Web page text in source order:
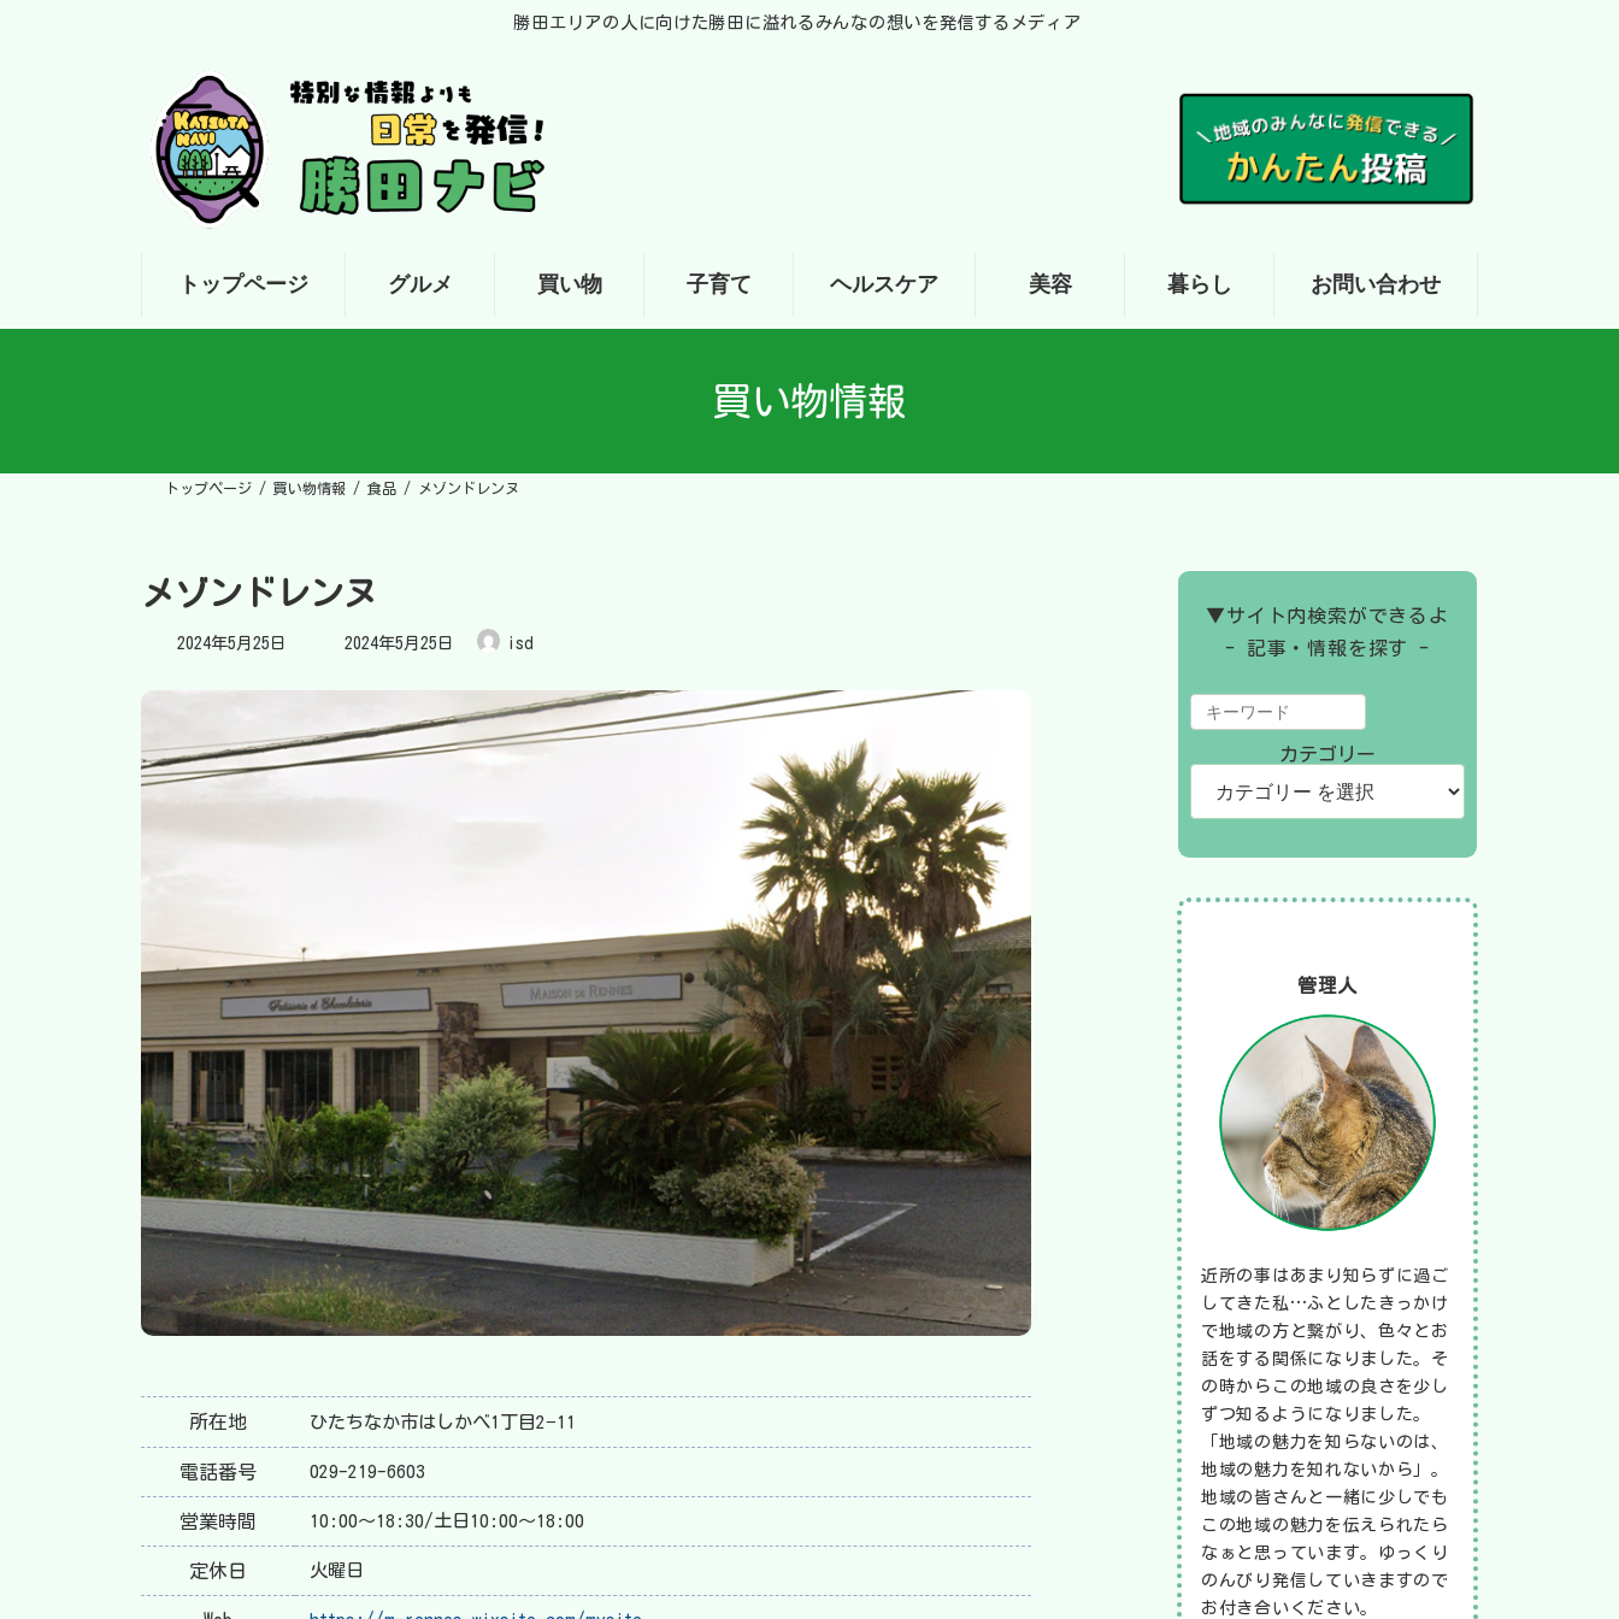
勝田エリアの人に向けた勝田に溢れるみんなの想いを発信するメディア
トップページ グルメ 買い物 子育て ヘルスケア 美容 暮らし お問い合わせ
買い物情報
トップページ 買い物情報 食品 メゾンドレンヌ
メゾンドレンヌ
2024年5月25日
最
終
:
2024年5月25日 isd
所在地 ひたちなか市はしかべ1丁目2−11
電話番号 029-219-6603
営業時間 10:00～18:30/土日10:00～18:00
定休日 火曜日
▼サイト内検索ができるよ
- 記事・情報を探す -
カテゴリー
管理人
近所の事はあまり知らずに過ご
してきた私…ふとしたきっかけ
で地域の方と繋がり、色々とお
話をする関係になりました。そ
の時からこの地域の良さを少し
ずつ知るようになりました。
「地域の魅力を知らないのは、
地域の魅力を知れないから」。
地域の皆さんと一緒に少しでも
この地域の魅力を伝えられたら
なぁと思っています。ゆっくり
のんびり発信していきますので
お付き合いください。